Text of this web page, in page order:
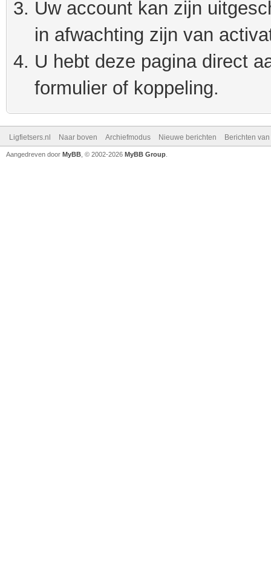
Uw account kan zijn
in afwachting zijn van
U hebt deze pagina direct
formulier of koppeling.
Ligfietsers.nl Naar boven Archiefmodus Nieuwe berichten Berichten
Aangedreven door MyBB , © 2002-2026 MyBB Group